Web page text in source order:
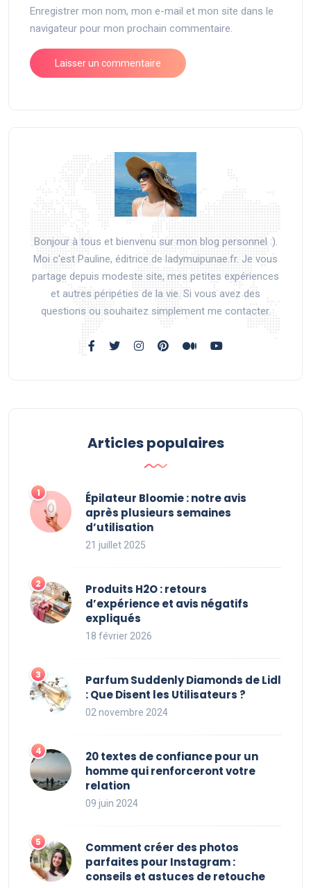
Enregistrer mon nom, mon e-mail et mon site dans le
navigateur pour mon prochain commentaire.
Bonjour à tous et bienvenu sur mon blog personnel :).
Moi c'est Pauline, éditrice de ladymuipunae.fr. Je vous
partage depuis modeste site, mes petites expériences
et autres péripéties de la vie. Si vous avez des
questions ou souhaitez simplement me contacter.
Articles populaires
Épilateur Bloomie : notre avis
après plusieurs semaines
d’utilisation
21 juillet 2025
Produits H2O : retours
d’expérience et avis négatifs
expliqués
18 février 2026
Parfum Suddenly Diamonds de Lidl
: Que Disent les Utilisateurs ?
02 novembre 2024
20 textes de confiance pour un
homme qui renforceront votre
relation
09 juin 2024
Comment créer des photos
parfaites pour Instagram :
conseils et astuces de retouche